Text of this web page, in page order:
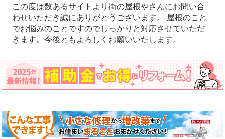
この度は数あるサイトより街の屋根やさんにお問い合
わせいただき誠にありがとうございます。 屋根のこと
でお悩みのことですのでしっかりと対応させていただ
きます。今後ともよろしくお願いいたします。